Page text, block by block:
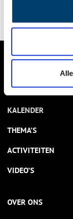
Duitse bezetters
NIEUWS
KALENDER
THEMA’S
ACTIVITEITEN
VIDEO’S
OVER ONS